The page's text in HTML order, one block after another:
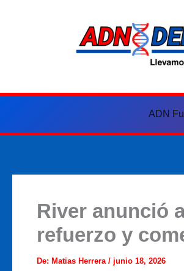
ADN
River anunció
refuerzo y
De: Matias Herrera / junio 18, 2026